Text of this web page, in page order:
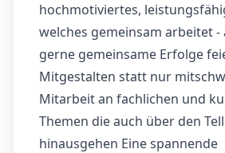
hochmotiviertes,
welches gemeinsam arbeitet -
gerne gemeinsame Erfolge
Mitgestalten statt nur
Mitarbeit an fachlichen und
Themen die auch über den
hinausgehen Eine spannende